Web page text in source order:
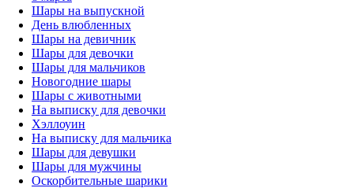
Шары на выпускной
День влюбленных
Шары на девичник
Шары для девочки
Шары для мальчиков
Новогодние шары
Шары с животными
На выписку для девочки
Хэллоуин
На выписку для мальчика
Шары для девушки
Шары для мужчины
Оскорбительные шарики